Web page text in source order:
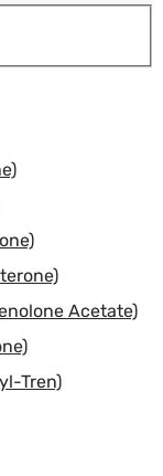
Acetate)
Tren)